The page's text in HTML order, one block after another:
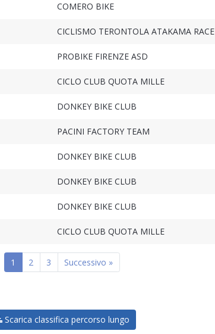
COMERO BIKE
CICLISMO TERONTOLA ATAKAMA RACE
PROBIKE FIRENZE ASD
CICLO CLUB QUOTA MILLE
DONKEY BIKE CLUB
PACINI FACTORY TEAM
DONKEY BIKE CLUB
DONKEY BIKE CLUB
DONKEY BIKE CLUB
CICLO CLUB QUOTA MILLE
1 2 3 Successivo »
Scarica classifica percorso lungo